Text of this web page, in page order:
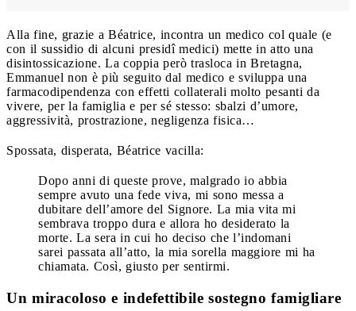
Alla fine, grazie a Béatrice, incontra un medico col quale (e
con il sussidio di alcuni presidî medici) mette in atto una
disintossicazione. La coppia però trasloca in Bretagna,
Emmanuel non è più seguito dal medico e sviluppa una
farmacodipendenza con effetti collaterali molto pesanti da
vivere, per la famiglia e per sé stesso: sbalzi d’umore,
aggressività, prostrazione, negligenza fisica…
Spossata, disperata, Béatrice vacilla:
Dopo anni di queste prove, malgrado io abbia
sempre avuto una fede viva, mi sono messa a
dubitare dell’amore del Signore. La mia vita mi
sembrava troppo dura e allora ho desiderato la
morte. La sera in cui ho deciso che l’indomani
sarei passata all’atto, la mia sorella maggiore mi ha
chiamata. Così, giusto per sentirmi.
Un miracoloso e indefettibile sostegno famigliare